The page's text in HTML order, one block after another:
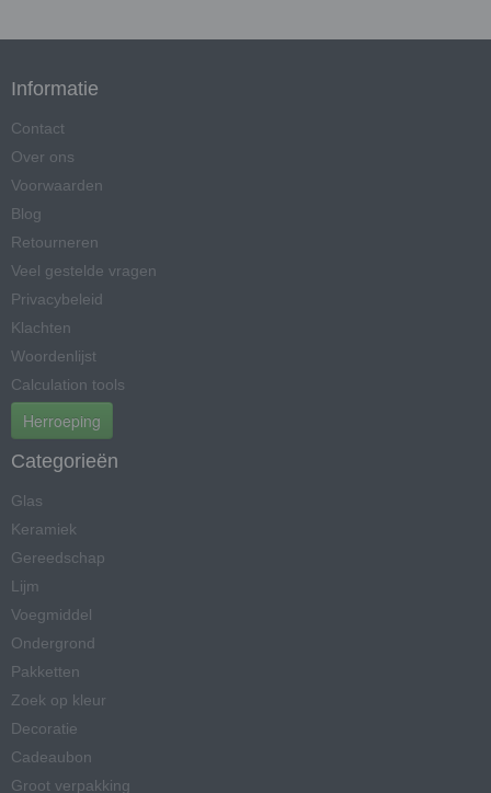
Informatie
Contact
Over ons
Voorwaarden
Blog
Retourneren
Veel gestelde vragen
Privacybeleid
Klachten
Woordenlijst
Calculation tools
Herroeping
Categorieën
Glas
Keramiek
Gereedschap
Lijm
Voegmiddel
Ondergrond
Pakketten
Zoek op kleur
Decoratie
Cadeaubon
Groot verpakking